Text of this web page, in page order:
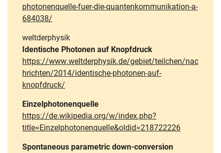
photonenquelle-fuer-die-quantenkommunikation-a-
684038/
weltderphysik
Identische Photonen auf Knopfdruck
https://www.weltderphysik.de/gebiet/teilchen/nac
hrichten/2014/identische-photonen-auf-
knopfdruck/
Einzelphotonenquelle
https://de.wikipedia.org/w/index.php?
title=Einzelphotonenquelle&oldid=218722226
Spontaneous parametric down-conversion